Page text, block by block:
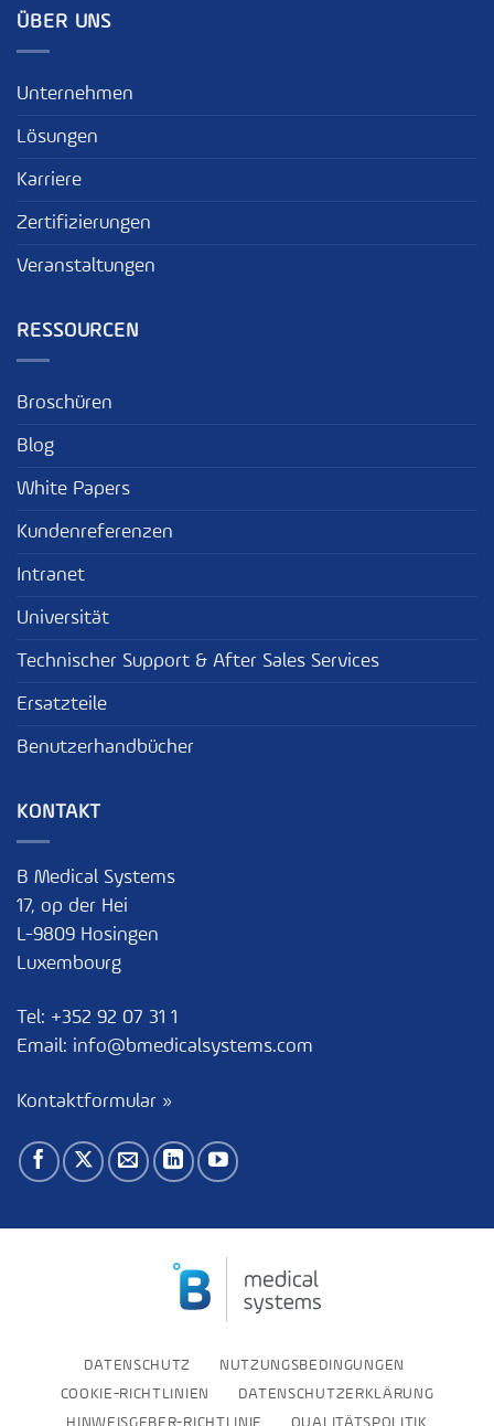
ÜBER UNS
Unternehmen
Lösungen
Karriere
Zertifizierungen
Veranstaltungen
RESSOURCEN
Broschüren
Blog
White Papers
Kundenreferenzen
Intranet
Universität
Technischer Support & After Sales Services
Ersatzteile
Benutzerhandbücher
KONTAKT
B Medical Systems
17, op der Hei
L-9809 Hosingen
Luxembourg
Tel: +352 92 07 31 1
Email: info@bmedicalsystems.com
Kontaktformular »
DATENSCHUTZ
NUTZUNGSBEDINGUNGEN
COOKIE-RICHTLINIEN
DATENSCHUTZERKLÄRUNG
HINWEISGEBER-RICHTLINIE
QUALITÄTSPOLITIK